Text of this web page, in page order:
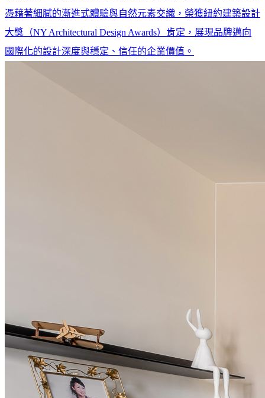
憑藉著細膩的漸進式體驗與自然元素交織，榮獲紐約建築設計
大獎（NY Architectural Design Awards）肯定，展現品牌邁向
國際化的設計深度與穩定、信任的企業價值。